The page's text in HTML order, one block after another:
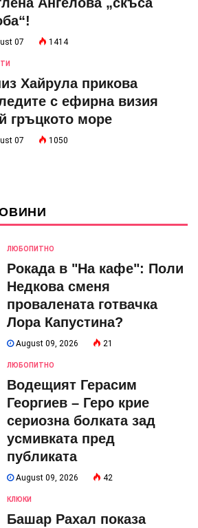
07 1414
Хайрула прикова
с ефирна визия
гръцкото море
07 1050
ЛЮБОПИТНО
Рокада в "На кафе": Поли
Недкова сменя
провалената готвачка
Лора Капустина?
August 09, 2026 21
ЛЮБОПИТНО
Водещият Герасим
Георгиев – Геро крие
сериозна болката зад
усмивката пред
публиката
August 09, 2026 42
КЛЮКИ
Башар Рахал показа